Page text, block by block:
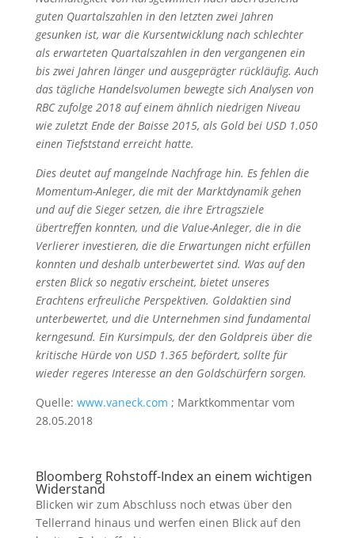
Momentum-Anleger, die mit der Marktdynamik gehen
und auf die Sieger setzen, die ihre Ertragsziele
übertreffen konnten, und die Value-Anleger, die in die
Verlierer investieren, die die Erwartungen nicht erfüllen
konnten und deshalb unterbewertet sind. Was auf den
ersten Blick so negativ erscheint, bietet unseres
Erachtens erfreuliche Perspektiven. Goldaktien sind
unterbewertet, und die Unternehmen sind fundamental
kerngesund. Ein Kursimpuls, der den Goldpreis über die
kritische Hürde von USD 1.365 befördert, sollte für
wieder regeres Interesse an den Goldschürfern sorgen.
Quelle:www.vaneck.com ; Marktkommentar vom
28.05.2018
Bloomberg Rohstoff-Index an einem wichtigen
Widerstand
Blicken wir zum Abschluss noch etwas über den
Tellerrand hinaus und werfen einen Blick auf den
breiten Rohstoffsektor.
knapp 91 Punkten. Diese Region ist technisch
ausgesprochen wichtig. Dies sehen wir sehr schön
Bloomberg Rohstoffindex, 5 Jahre; Quelle:
www.stockcharts.com